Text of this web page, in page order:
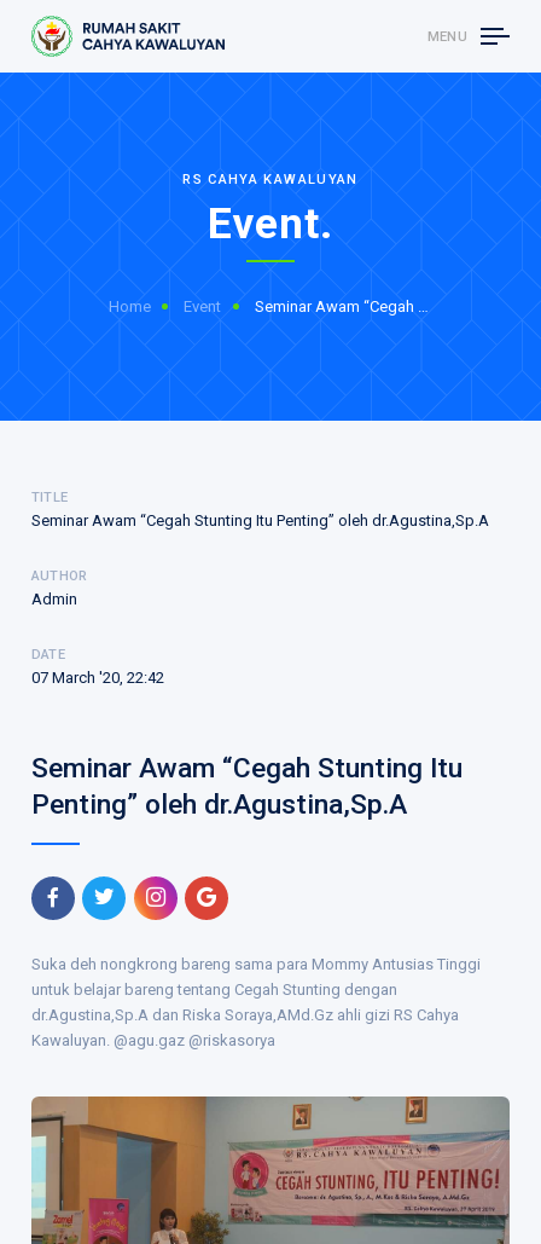
MENU
RS CAHYA KAWALUYAN
Event.
Home Event Seminar Awam “Cegah Stunting...
TITLE
Seminar Awam “Cegah Stunting Itu Penting” oleh dr.Agustina,Sp.A
AUTHOR
Admin
DATE
07 March '20, 22:42
Seminar Awam “Cegah Stunting Itu
Penting” oleh dr.Agustina,Sp.A
Suka deh nongkrong bareng sama para Mommy Antusias Tinggi
untuk belajar bareng tentang Cegah Stunting dengan
dr.Agustina,Sp.A dan Riska Soraya,AMd.Gz ahli gizi RS Cahya
Kawaluyan. @agu.gaz @riskasorya